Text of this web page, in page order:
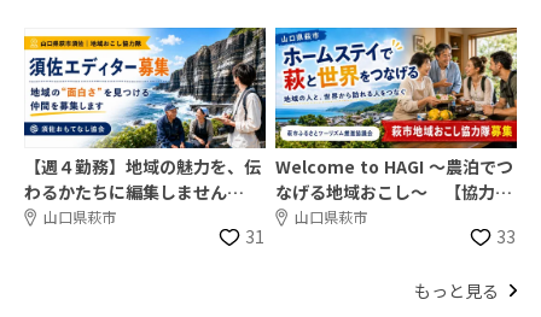
【週４勤務】地域の魅力を、伝
わるかたちに編集しません
か？？ローカルエディター募
山口県萩市
31
Welcome to HAGI ～農泊でつ
なげる地域おこし～ 【協力隊
大募集!!】
山口県萩市
33
もっと見る